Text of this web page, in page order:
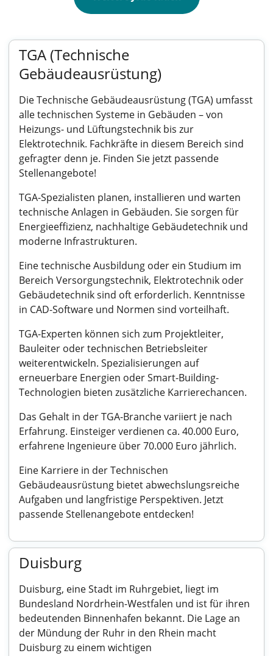
TGA (Technische
Gebäudeausrüstung)
Die Technische Gebäudeausrüstung (TGA) umfasst
alle technischen Systeme in Gebäuden – von
Heizungs- und Lüftungstechnik bis zur
Elektrotechnik. Fachkräfte in diesem Bereich sind
gefragter denn je. Finden Sie jetzt passende
Stellenangebote!
TGA-Spezialisten planen, installieren und warten
technische Anlagen in Gebäuden. Sie sorgen für
Energieeffizienz, nachhaltige Gebäudetechnik und
moderne Infrastrukturen.
Eine technische Ausbildung oder ein Studium im
Bereich Versorgungstechnik, Elektrotechnik oder
Gebäudetechnik sind oft erforderlich. Kenntnisse
in CAD-Software und Normen sind vorteilhaft.
TGA-Experten können sich zum Projektleiter,
Bauleiter oder technischen Betriebsleiter
weiterentwickeln. Spezialisierungen auf
erneuerbare Energien oder Smart-Building-
Technologien bieten zusätzliche Karrierechancen.
Das Gehalt in der TGA-Branche variiert je nach
Erfahrung. Einsteiger verdienen ca. 40.000 Euro,
erfahrene Ingenieure über 70.000 Euro jährlich.
Eine Karriere in der Technischen
Gebäudeausrüstung bietet abwechslungsreiche
Aufgaben und langfristige Perspektiven. Jetzt
passende Stellenangebote entdecken!
Duisburg
Duisburg, eine Stadt im Ruhrgebiet, liegt im
Bundesland Nordrhein-Westfalen und ist für ihren
bedeutenden Binnenhafen bekannt. Die Lage an
der Mündung der Ruhr in den Rhein macht
Duisburg zu einem wichtigen